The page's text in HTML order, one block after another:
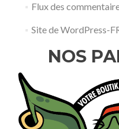
Flux des
Site de WordPress-
NOS